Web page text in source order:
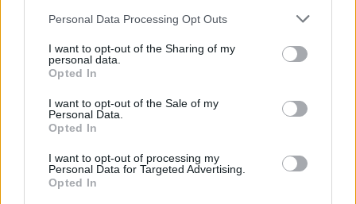
Personal Data Processing Opt Outs
I want to opt-out of the Sharing of my
personal data.
Opted In
I want to opt-out of the Sale of my
Personal Data.
Opted In
I want to opt-out of processing my
Personal Data for Targeted Advertising.
Opted In
Agitazione in serata. Mercurio forma un
insieme a Giove agita il matrimonio e altri
rapporti stretti, qualche conto da sistemare